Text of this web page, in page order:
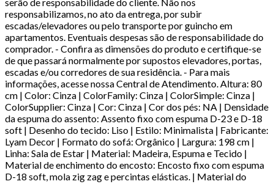
responsabilizamos, no ato da entrega, por subir
escadas/elevadores ou pelo transporte por guincho em
apartamentos. Eventuais despesas são de responsabilidade do
comprador. - Confira as dimensões do produto e certifique-se
de que passará normalmente por supostos elevadores, portas,
escadas e/ou corredores de sua residência. - Para mais
informações, acesse nossa Central de Atendimento. Altura: 80
cm | Color: Cinza | ColorFamily: Cinza | ColorSimple: Cinza |
ColorSupplier: Cinza | Cor: Cinza | Cor dos pés: NA | Densidade
da espuma do assento: Assento fixo com espuma D-23 e D-18
soft | Desenho do tecido: Liso | Estilo: Minimalista | Fabricante:
Lyam Decor | Formato do sofá: Orgânico | Largura: 198 cm |
Linha: Sala de Estar | Material: Madeira, Espuma e Tecido |
Material de enchimento do encosto: Encosto fixo com espuma
D-18 soft, mola zig zag e percintas elásticas. | Material do